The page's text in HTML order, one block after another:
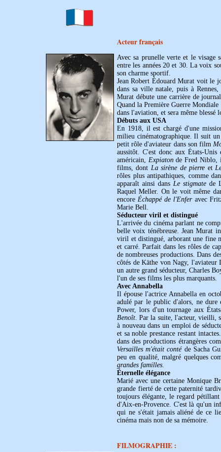
Acteur français
Avec sa prunelle verte et le visage
entre les années 20 et 30. La voix
son charme sportif.
Jean Robert Édouard Murat voit le
dans sa ville natale, puis à
Murat débute une carrière de
Quand la Première Guerre
dans l'aviation, et sera même blessé
Débuts aux USA
En 1918, il est chargé d'une
milieu cinématographique. Il suit
petit rôle d'aviateur dans son film
aussitôt. C'est donc aux États-
américain, Expiatonde Fred Niblo,
films, dont La sirène de pierre et
rôles plus antipathiques, comme
apparaît ainsi dansLe stigmate de
Raquel Meller. On le voit même
encoreÉchappé de l'Enferavec
Marie Bell.
Séducteur viril et distingué
L'arrivée du cinéma parlant ne
belle voix ténébreuse. Jean Murat
viril et distingué, arborant une fine
et carré. Parfait dans les rôles de
de nombreuses productions. Dans
côtés de Käthe von Nagy, l'aviateur
un autre grand séducteur, Charles
l'un de ses films les plus marquants.
Avec Annabella
Il épouse l'actrice Annabella en
adulé par le public d'alors, ne dure
Power, lors d'un tournage aux
Benoît. Par la suite, l'acteur, vieilli,
à nouveau dans un emploi de
et sa noble prestance restant
dans des productions étrangères
Versailles m'était contéde Sacha
peu en qualité, malgré quelques
grandes familles.
Éternelle élégance
Marié avec une certaine Monique
grande fierté de cette paternité
toujours élégante, le regard
d'Aix-en-Provence. C'est là qu'un
qui ne s'était jamais aliéné de ce
cinéma mais non de sa mémoire.
FILMOGRAPHIE :